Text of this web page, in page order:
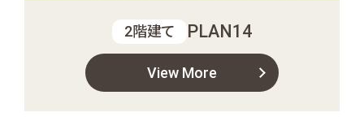
2階建て PLAN14
View More